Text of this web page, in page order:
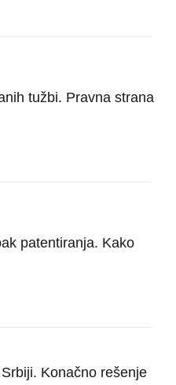
tužbi. Pravna strana
patentiranja. Kako
Konačno rešenje